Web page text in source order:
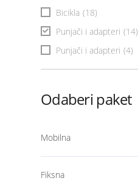
Bicikla (18)
Punjači i adapteri (14)
Punjači i adapteri (4)
Odaberi paket
Mobilna
Fiksna